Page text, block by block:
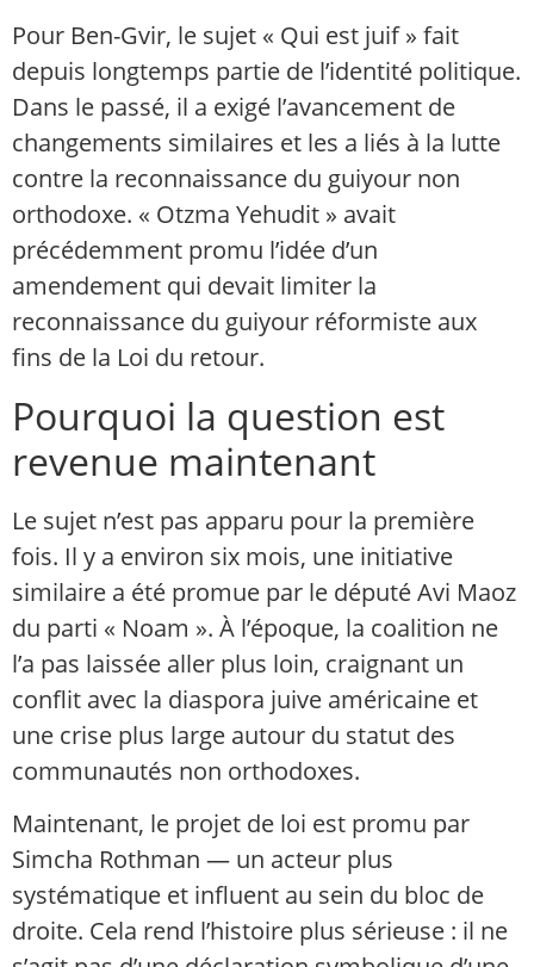
Pour Ben-Gvir, le sujet « Qui est juif » fait
depuis longtemps partie de l’identité politique.
Dans le passé, il a exigé l’avancement de
changements similaires et les a liés à la lutte
contre la reconnaissance du guiyour non
orthodoxe. « Otzma Yehudit » avait
précédemment promu l’idée d’un
amendement qui devait limiter la
reconnaissance du guiyour réformiste aux
fins de la Loi du retour.
Pourquoi la question est
revenue maintenant
Le sujet n’est pas apparu pour la première
fois. Il y a environ six mois, une initiative
similaire a été promue par le député Avi Maoz
du parti « Noam ». À l’époque, la coalition ne
l’a pas laissée aller plus loin, craignant un
conflit avec la diaspora juive américaine et
une crise plus large autour du statut des
communautés non orthodoxes.
Maintenant, le projet de loi est promu par
Simcha Rothman — un acteur plus
systématique et influent au sein du bloc de
droite. Cela rend l’histoire plus sérieuse : il ne